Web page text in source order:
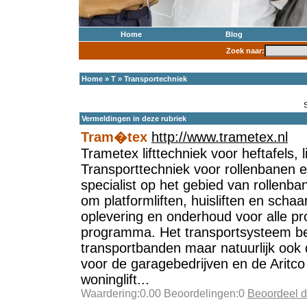
Home
Blog
Zoek naar:
Home » T » Transportechniek
Vermeldingen in deze rubriek
Tram�tex http://www.trametex.nl
Trametex lifttechniek voor heftafels,
Transporttechniek voor rollenbanen
specialist op het gebied van
om platformliften, huisliften en
oplevering en onderhoud voor alle
programma. Het transportsysteem
transportbanden maar natuurlijk
voor de garagebedrijven en de
woninglift...
Waardering:0.00 Beoordelingen:0 Beoordeel